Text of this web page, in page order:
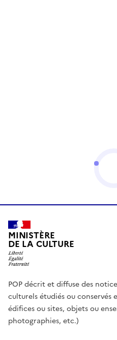
MINISTÈRE
DE LA CULTURE
POP décrit et diffuse des
culturels étudiés ou conservés
édifices ou sites, objets ou
photographies, etc.)